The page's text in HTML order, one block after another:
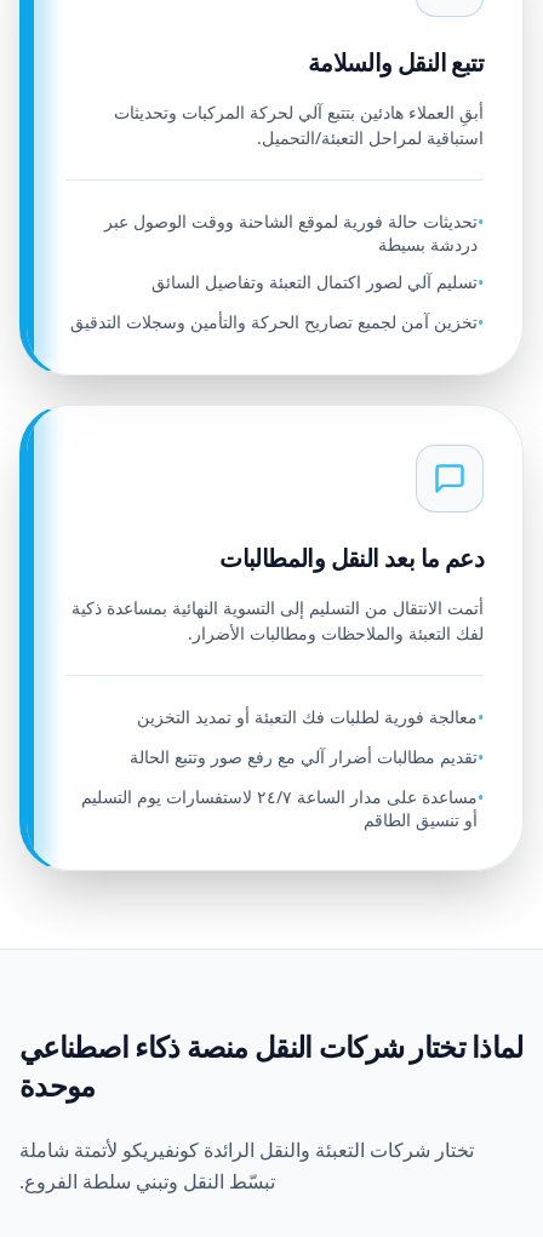
تتبع النقل والسلامة
أبقِ العملاء هادئين بتتبع آلي لحركة المركبات وتحديثات
استباقية لمراحل التعبئة/التحميل.
•تحديثات حالة فورية لموقع الشاحنة ووقت الوصول عبر
دردشة بسيطة
•تسليم آلي لصور اكتمال التعبئة وتفاصيل السائق
•تخزين آمن لجميع تصاريح الحركة والتأمين وسجلات التدقيق
دعم ما بعد النقل والمطالبات
أتمت الانتقال من التسليم إلى التسوية النهائية بمساعدة ذكية
لفك التعبئة والملاحظات ومطالبات الأضرار.
•معالجة فورية لطلبات فك التعبئة أو تمديد التخزين
•تقديم مطالبات أضرار آلي مع رفع صور وتتبع الحالة
•
مساعدة على مدار الساعة ٢٤/٧ لاستفسارات يوم التسليم
أو تنسيق الطاقم
لماذا تختار شركات النقل منصة ذكاء اصطناعي
موحدة
تختار شركات التعبئة والنقل الرائدة كونفيريكو لأتمتة شاملة
تبسّط النقل وتبني سلطة الفروع.